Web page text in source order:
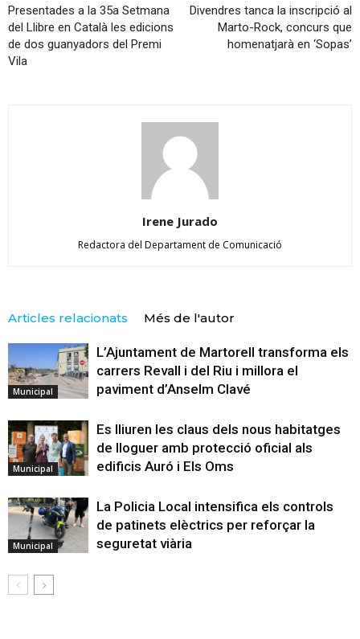
Presentades a la 35a Setmana
del Llibre en Català les edicions
de dos guanyadors del Premi
Vila
Divendres tanca la inscripció al
Marto-Rock, concurs que
homenatjarà en ‘Sopas’
Irene Jurado
Redactora del Departament de Comunicació
Articles relacionats Més de l'autor
Municipal
L’Ajuntament de Martorell transforma els
carrers Revall i del Riu i millora el
paviment d’Anselm Clavé
Municipal
Es lliuren les claus dels nous habitatges
de lloguer amb protecció oficial als
edificis Auró i Els Oms
Municipal
La Policia Local intensifica els controls
de patinets elèctrics per reforçar la
seguretat viària